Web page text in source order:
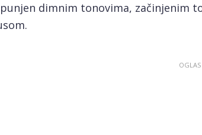
dimnim tonovima, začinjenim